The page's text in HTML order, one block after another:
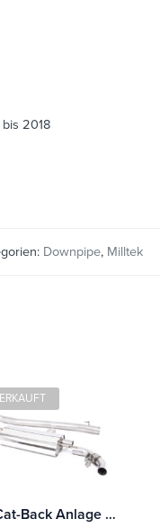
2018
Downpipe, Milltek
Milltek Cat-Back Anlage Mercedes A-Class A35 AMG 2.0 Turbo (W177 Hatch Only OPF/GPF Modelle) Mit TÜV / ECE Zulassung!